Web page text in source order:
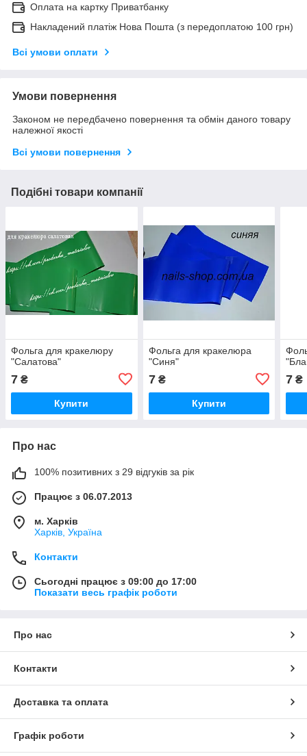
Оплата на картку Приватбанку
Накладений платіж Нова Пошта (з передоплатою 100 грн)
Всі умови оплати
Умови повернення
Законом не передбачено повернення та обмін даного товару
належної якості
Всі умови повернення
Подібні товари компанії
Фольга для кракелюру
"Салатова"
7 ₴
Купити
Фольга для кракелюра
"Синя"
7₴
Купити
7 ₴
Про нас
100% позитивних з 29 відгуків за рік
Працює з 06.07.2013
м. Харків
Харків, Україна
Контакти
Сьогодні працює з 09:00 до 17:00
Показати весь графік роботи
Про нас
Контакти
Доставка та оплата
Графік роботи